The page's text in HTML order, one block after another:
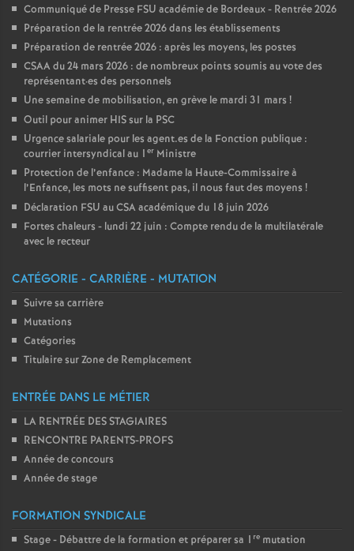
Communiqué de Presse FSU académie de Bordeaux - Rentrée 2026
Préparation de la rentrée 2026 dans les établissements
Préparation de rentrée 2026 : après les moyens, les postes
CSAA du 24 mars 2026 : de nombreux points soumis au vote des
représentant·es des personnels
Une semaine de mobilisation, en grève le mardi 31 mars !
Outil pour animer HIS sur la PSC
Urgence salariale pour les agent.es de la Fonction publique :
courrier intersyndical au 1 er Ministre
Protection de l’enfance : Madame la Haute-Commissaire à
l’Enfance, les mots ne suffisent pas, il nous faut des moyens !
Déclaration FSU au CSA académique du 18 juin 2026
Fortes chaleurs - lundi 22 juin : Compte rendu de la multilatérale
avec le recteur
CATÉGORIE - CARRIÈRE - MUTATION
Suivre sa carrière
Mutations
Catégories
Titulaire sur Zone de Remplacement
ENTRÉE DANS LE MÉTIER
LA RENTRÉE DES STAGIAIRES
RENCONTRE PARENTS-PROFS
Année de concours
Année de stage
FORMATION SYNDICALE
Stage - Débattre de la formation et préparer sa 1 re mutation